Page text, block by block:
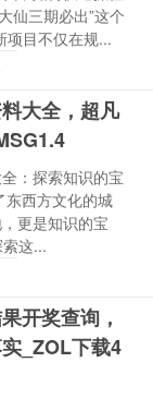
仙三期必出”这个
项目不仅在规...
大全，超凡
：探索知识的宝
东西方文化的城
更是知识的宝
这...
开奖查询，
_ZOL下载4